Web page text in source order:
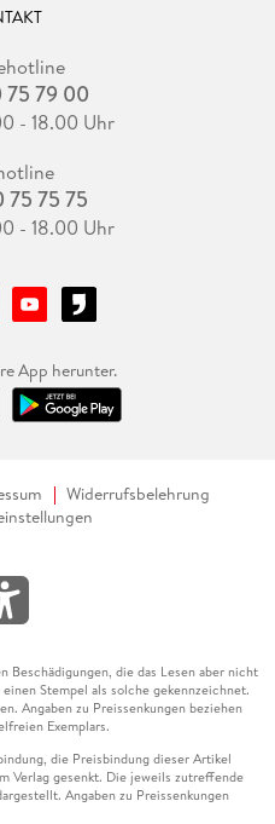
79 00
- 18.00 Uhr
75 75
- 18.00 Uhr
App herunter.
Widerrufsbelehrung
die das Lesen aber nicht
Stempel als solche gekennzeichnet.
Angaben zu Preissenkungen beziehen
Exemplars.
die Preisbindung dieser Artikel
Verlag gesenkt. Die jeweils zutreffende
Angaben zu Preissenkungen